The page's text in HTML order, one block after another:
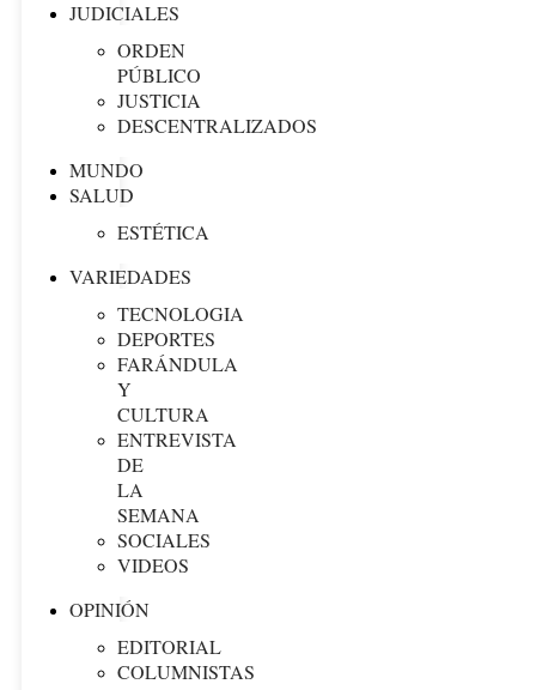
JUDICIALES
ORDEN
PÚBLICO
JUSTICIA
DESCENTRALIZADOS
MUNDO
SALUD
ESTÉTICA
VARIEDADES
TECNOLOGIA
DEPORTES
FARÁNDULA
Y
CULTURA
ENTREVISTA
DE
LA
SEMANA
SOCIALES
VIDEOS
OPINIÓN
EDITORIAL
COLUMNISTAS